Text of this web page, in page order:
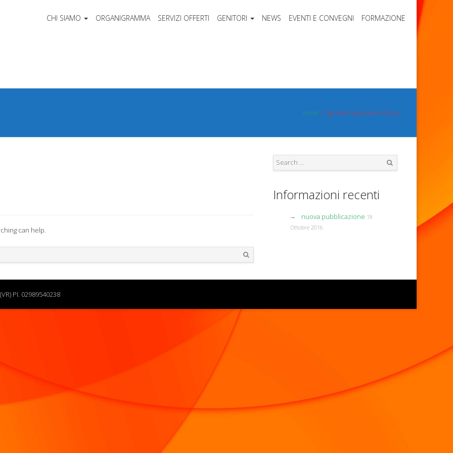
CHI SIAMO ORGANIGRAMMA SERVIZI OFFERTI GENITORI NEWS EVENTI E CONVEGNI FORMAZIONE
Home Tag: belle coque iphone 8 plus
can help.
Informazioni recenti
nuova pubblicazione 18
Ottobre 2016
PI. 02989540238